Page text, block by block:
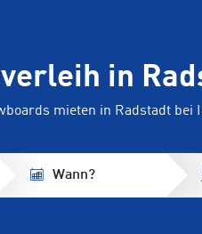
in
mieten in Radstadt bei
Wann?